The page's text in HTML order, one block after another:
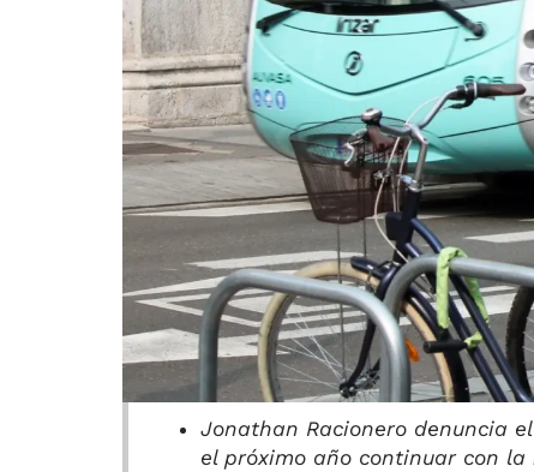
Jonathan Racionero denuncia
el próximo año continuar con la